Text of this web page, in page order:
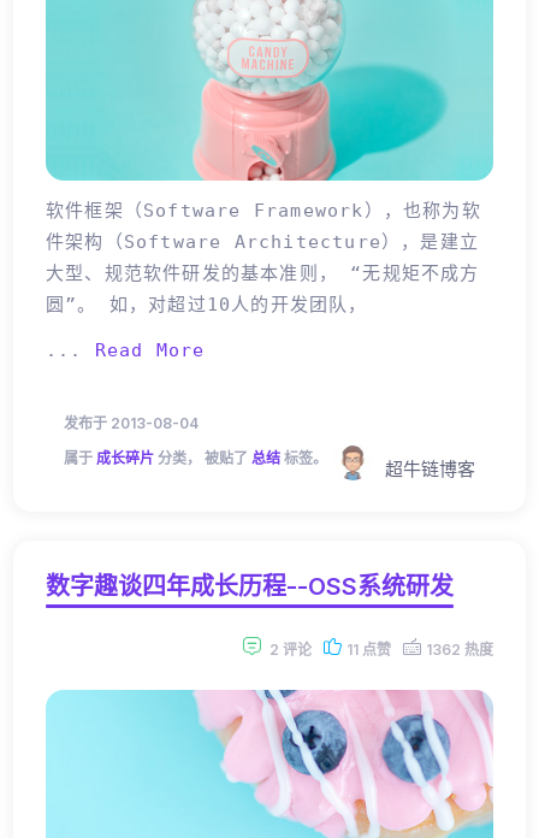
软件框架（Software Framework），也称为软
件架构（software Architecture），是建立
大型、规范软件研发的基本准则， “无规矩不成方
圆”。 如，对超过10人的开发团队，
... Read More
发布于 2013-08-04
属于 成长碎片 分类， 被贴了 总结 标签。 超牛链博客
数字趣谈四年成长历程--OSS系统研发
2 评论 11 点赞 1362 热度